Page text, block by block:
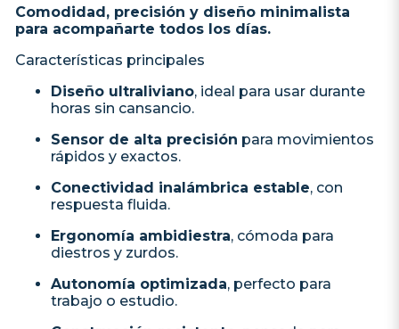
Comodidad, precisión y diseño minimalista
para acompañarte todos los días.
Características principales
Diseño ultraliviano, ideal para usar durante
horas sin cansancio.
Sensor de alta precisión para movimientos
rápidos y exactos.
Conectividad inalámbrica estable, con
respuesta fluida.
Ergonomía ambidiestra, cómoda para
diestros y zurdos.
Autonomía optimizada, perfecto para
trabajo o estudio.